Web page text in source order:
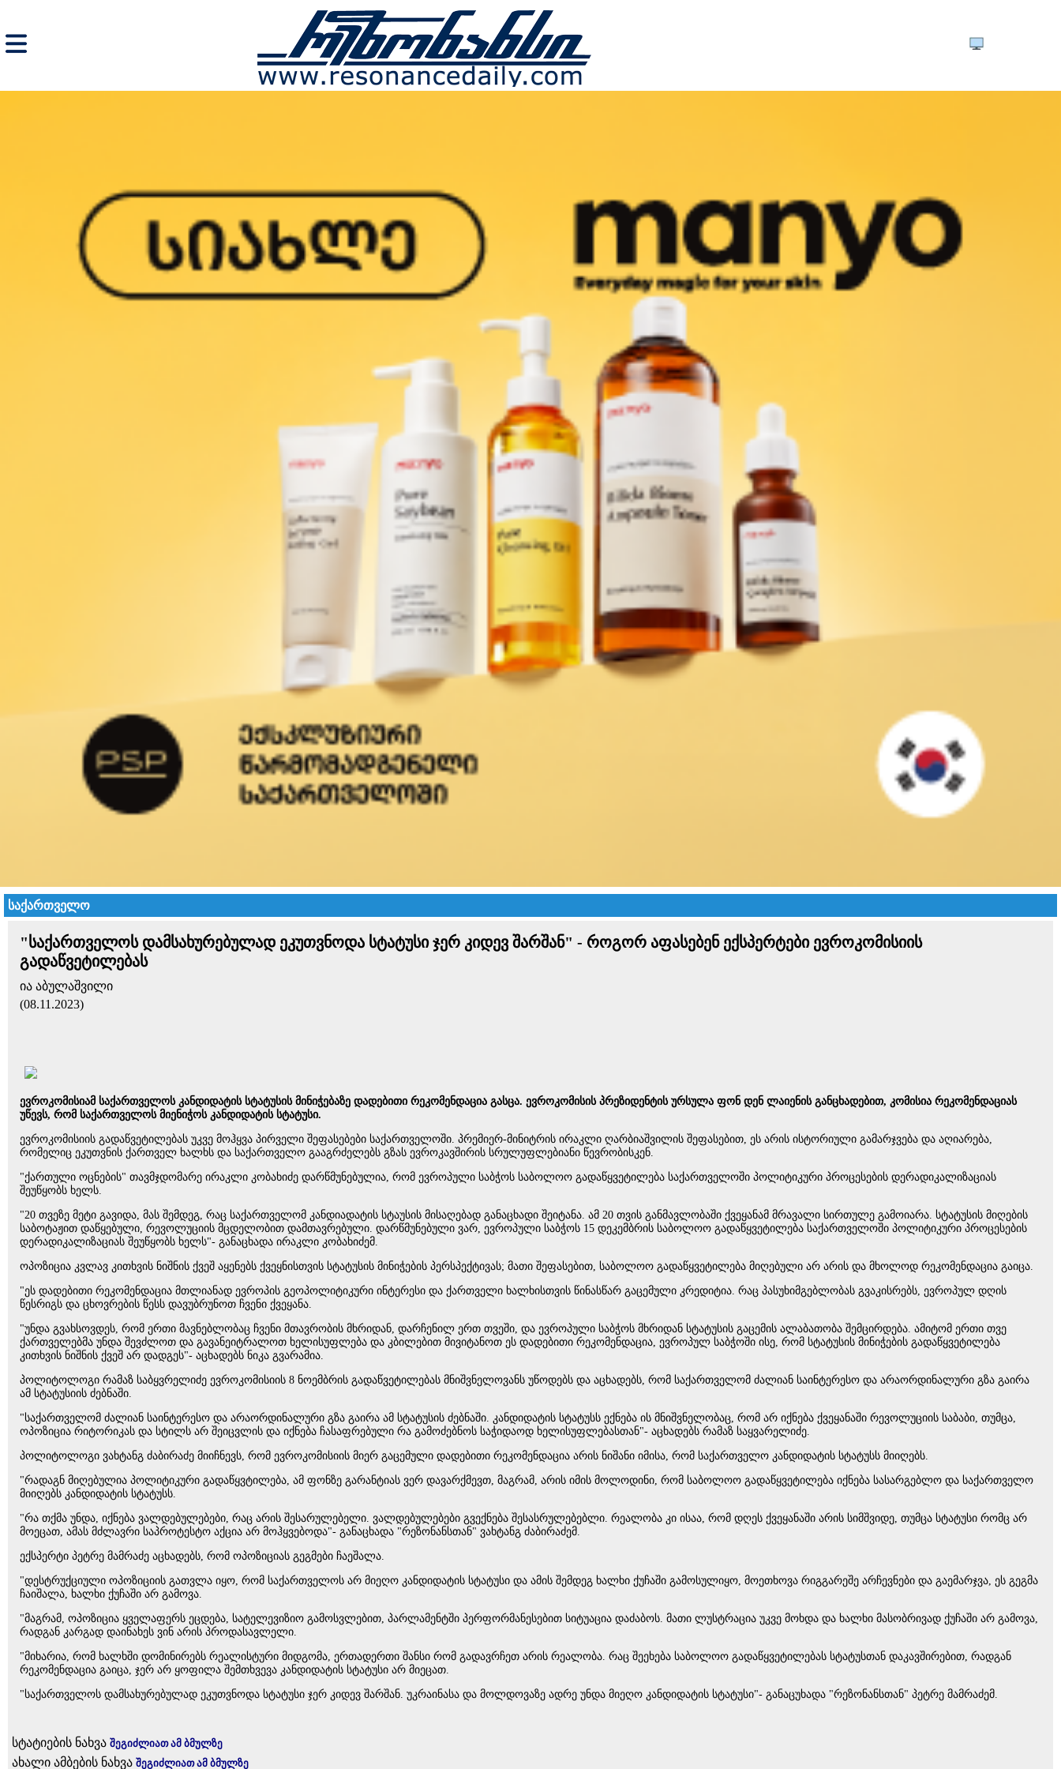
საქართველო
"საქართველოს დამსახურებულად ეკუთვნოდა სტატუსი ჯერ კიდევ შარშან" - როგორ აფასებენ ექსპერტები ევროკომისიის
გადაწვეტილებას
ია აბულაშვილი
(08.11.2023)
ევროკომისიამ საქართველოს კანდიდატის სტატუსის მინიჭებაზე დადებითი რეკომენდაცია გასცა. ევროკომისის პრეზიდენტის ურსულა ფონ დენ ლაიენის განცხადებით, კომისია რეკომენდაციას
უწევს, რომ საქართველოს მიენიჭოს კანდიდატის სტატუსი.
ევროკომისიის გადაწვეტილებას უკვე მოჰყვა პირველი შეფასებები საქართველოში. პრემიერ-მინიტრის ირაკლი ღარბიაშვილის შეფასებით, ეს არის ისტორიული გამარჯვება და აღიარება,
რომელიც ეკუთვნის ქართველ ხალხს და საქართველო გააგრძელებს გზას ევროკავშირის სრულუფლებიანი წევრობისკენ.
"ქართული ოცნების" თავმჯდომარე ირაკლი კობახიძე დარწმუნებულია, რომ ევროპული საბჭოს საბოლოო გადაწყვეტილება საქართველოში პოლიტიკური პროცესების დერადიკალიზაციას
შეუწყობს ხელს.
"20 თვეზე მეტი გავიდა, მას შემდეგ, რაც საქართველომ კანდიადატის სტაუსის მისაღებად განაცხადი შეიტანა. ამ 20 თვის განმავლობაში ქვეყანამ მრავალი სირთულე გამოიარა. სტატუსის მიღების
საბოტაჟით დაწყებული, რევოლუციის მცდელობით დამთავრებული. დარწმუნებული ვარ, ევროპული საბჭოს 15 დეკემბრის საბოლოო გადაწყვეტილება საქართველოში პოლიტიკური პროცესების
დერადიკალიზაციას შეუწყობს ხელს"- განაცხადა ირაკლი კობახიძემ.
ოპოზიცია კვლავ კითხვის ნიშნის ქვეშ აყენებს ქვეყნისთვის სტატუსის მინიჭების პერსპექტივას; მათი შეფასებით, საბოლოო გადაწყვეტილება მიღებული არ არის და მხოლოდ რეკომენდაცია გაიცა.
"ეს დადებითი რეკომენდაცია მთლიანად ევროპის გეოპოლიტიკური ინტერესი და ქართველი ხალხისთვის წინასწარ გაცემული კრედიტია. რაც პასუხიმგებლობას გვაკისრებს, ევროპულ დღის
წესრიგს და ცხოვრების წესს დავუბრუნოთ ჩვენი ქვეყანა.
"უნდა გვახსოვდეს, რომ ერთი მავნებლობაც ჩვენი მთავრობის მხრიდან, დარჩენილ ერთ თვეში, და ევროპული საბჭოს მხრიდან სტატუსის გაცემის ალაბათობა შემცირდება. ამიტომ ერთი თვე
ქართველებმა უნდა შევძლოთ და გავანეიტრალოთ ხელისუფლება და კბილებით მივიტანოთ ეს დადებითი რეკომენდაცია, ევროპულ საბჭოში ისე, რომ სტატუსის მინიჭების გადაწყვეტილება
კითხვის ნიშნის ქვეშ არ დადგეს"- აცხადებს ნიკა გვარამია.
პოლიტოლოგი რამაზ საბყვრელიძე ევროკომისიის 8 ნოემბრის გადაწვეტილებას მნიშვნელოვანს უწოდებს და აცხადებს, რომ საქართველომ ძალიან საინტერესო და არაორდინალური გზა გაირა
ამ სტატუსიის ძებნაში.
"საქართველომ ძალიან საინტერესო და არაორდინალური გზა გაირა ამ სტატუსის ძებნაში. კანდიდატის სტატუსს ექნება ის მნიშვნელობაც, რომ არ იქნება ქვეყანაში რევოლუციის საბაბი, თუმცა,
ოპოზიცია რიტორიკას და სტილს არ შეიცვლის და იქნება ჩასაფრებული რა გამოძებნოს საჭიდაოდ ხელისუფლებასთან"- აცხადებს რამაზ საყვარელიძე.
პოლიტოლოგი ვახტანგ ძაბირაძე მიიჩნევს, რომ ევროკომისიის მიერ გაცემული დადებითი რეკომენდაცია არის ნიშანი იმისა, რომ საქართველო კანდიდატის სტატუსს მიიღებს.
"რადაგნ მიღებულია პოლიტიკური გადაწყვტილება, ამ ფონზე გარანტიას ვერ დავარქმევთ, მაგრამ, არის იმის მოლოდინი, რომ საბოლოო გადაწყვეტილება იქნება სასარგებლო და საქართველო
მიიღებს კანდიდატის სტატუსს.
"რა თქმა უნდა, იქნება ვალდებულებები, რაც არის შესარულებელი. ვალდებულებები გვექნება შესასრულებებლი. რეალობა კი ისაა, რომ დღეს ქვეყანაში არის სიმშვიდე, თუმცა სტატუსი რომც არ
მოეცათ, ამას მძლავრი საპროტესტო აქცია არ მოჰყვებოდა"- განაცხადა "რეზონანსთან" ვახტანგ ძაბირაძემ.
ექსპერტი პეტრე მამრაძე აცხადებს, რომ ოპოზიციას გეგმები ჩაეშალა.
"დესტრუქციული ოპოზიციის გათვლა იყო, რომ საქართველოს არ მიეღო კანდიდატის სტატუსი და ამის შემდეგ ხალხი ქუჩაში გამოსულიყო, მოეთხოვა რიგგარეშე არჩევნები და გაემარჯვა, ეს გეგმა
ჩაიშალა, ხალხი ქუჩაში არ გამოვა.
"მაგრამ, ოპოზიცია ყველაფერს ეცდება, სატელევიზიო გამოსვლებით, პარლამენტში პერფორმანესებით სიტუაცია დაძაბოს. მათი ლუსტრაცია უკვე მოხდა და ხალხი მასობრივად ქუჩაში არ გამოვა,
რადგან კარგად დაინახეს ვინ არის პროდასავლელი.
"მიხარია, რომ ხალხში დომინირებს რეალისტური მიდგომა, ერთადერთი შანსი რომ გადავრჩეთ არის რეალობა. რაც შეეხება საბოლოო გადაწყვეტილებას სტატუსთან დაკავშირებით, რადგან
რეკომენდაცია გაიცა, ჯერ არ ყოფილა შემთხვევა კანდიდატის სტატუსი არ მიეცათ.
"საქართველოს დამსახურებულად ეკუთვნოდა სტატუსი ჯერ კიდევ შარშან. უკრაინასა და მოლდოვაზე ადრე უნდა მიეღო კანდიდატის სტატუსი"- განაცუხადა "რეზონანსთან" პეტრე მამრაძემ.
სტატიების ნახვა შეგიძლიათ ამ ბმულზე
ახალი ამბების ნახვა შეგიძლიათ ამ ბმულზე